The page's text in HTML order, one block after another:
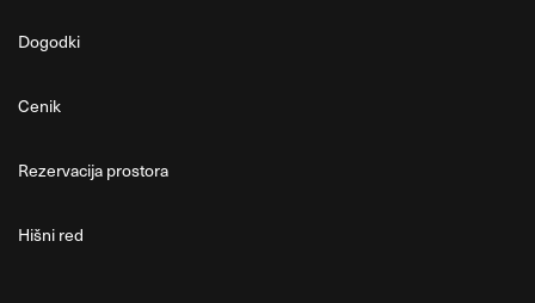
Dogodki
Cenik
Rezervacija prostora
Hišni red